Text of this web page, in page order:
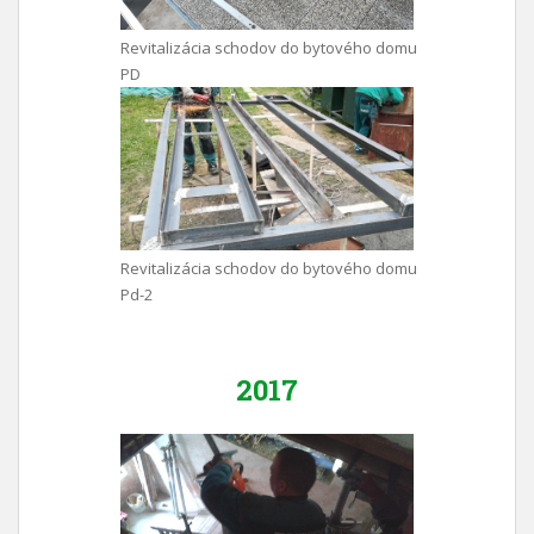
Revitalizácia schodov do bytového domu
PD
Revitalizácia schodov do bytového domu
Pd-2
2017